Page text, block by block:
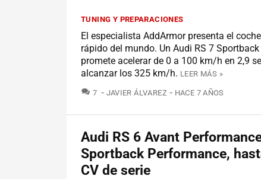
TUNING Y PREPARACIONES
El especialista AddArmor presenta el
rápido del mundo. Un Audi RS 7
promete acelerar de 0 a 100 km/h en 2,9
alcanzar los 325 km/h. LEER MÁS »
7 COMENTARIOS
JAVIER ÁLVAREZ HACE 7 AÑOS
Audi RS 6 Avant
Sportback Performance,
CV de serie